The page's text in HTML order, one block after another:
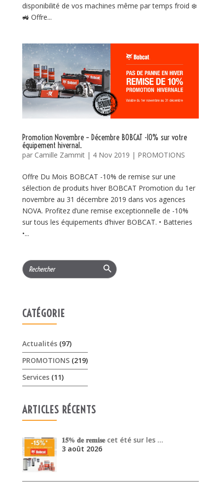
disponibilité de vos machines même par temps froid ❄️
🚜 Offre...
Promotion Novembre – Décembre BOBCAT -10% sur votre
équipement hivernal.
par Camille Zammit| 4 Nov 2019 | PROMOTIONS
Offre Du Mois BOBCAT -10% de remise sur une
sélection de produits hiver BOBCAT Promotion du 1er
novembre au 31 décembre 2019 dans vos agences
NOVA. Profitez d’une remise exceptionnelle de -10%
sur tous les équipements d’hiver BOBCAT. • Batteries
•...
Search
for:
Search Button
CATÉGORIE
Actualités(97)
PROMOTIONS(219)
Services(11)
ARTICLES RÉCENTS
𝟏𝟓% 𝐝𝐞 𝐫𝐞𝐦𝐢𝐬𝐞 cet été sur les …
3 août 2026